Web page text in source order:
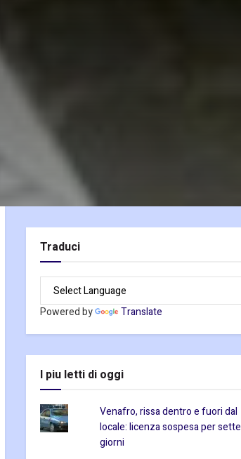
Traduci
Powered by Translate
I piu letti di oggi
Venafro, rissa dentro e fuori dal
locale: licenza sospesa per sette
giorni